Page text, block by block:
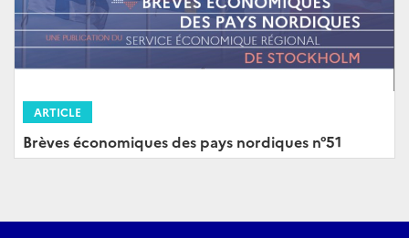
ARTICLE
Brèves économiques des pays nordiques n°51